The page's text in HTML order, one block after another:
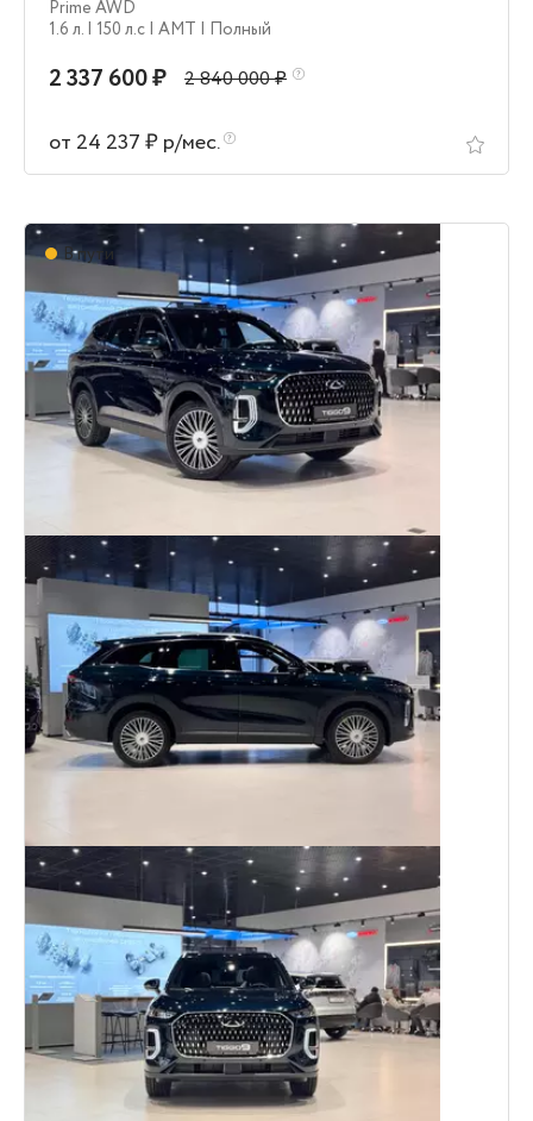
Prime AWD
1.6 л. | 150 л.c | AMT | Полный
2 337 600 ₽ 2 840 000 ₽
от 24 237 ₽ р/мес.
В пути